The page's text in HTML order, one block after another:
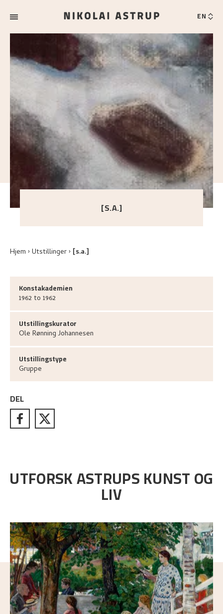
EN
[S.A.]
Hjem Utstillinger [s.a.]
Konstakademien
1962 to 1962
Utstillingskurator
Ole Rønning Johannesen
Utstillingstype
Gruppe
DEL
UTFORSK ASTRUPS KUNST OG
LIV